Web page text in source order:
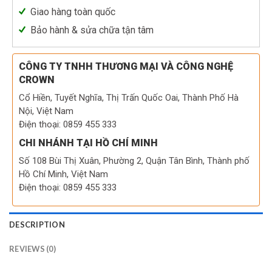
Giao hàng toàn quốc
Bảo hành & sửa chữa tận tâm
CÔNG TY TNHH THƯƠNG MẠI VÀ CÔNG NGHỆ
CROWN
Cổ Hiền, Tuyết Nghĩa, Thị Trấn Quốc Oai, Thành Phố Hà
Nội, Việt Nam
Điện thoại: 0859 455 333
CHI NHÁNH TẠI HỒ CHÍ MINH
Số 108 Bùi Thị Xuân, Phường 2, Quận Tân Bình, Thành phố
Hồ Chí Minh, Việt Nam
Điện thoại: 0859 455 333
DESCRIPTION
REVIEWS (0)